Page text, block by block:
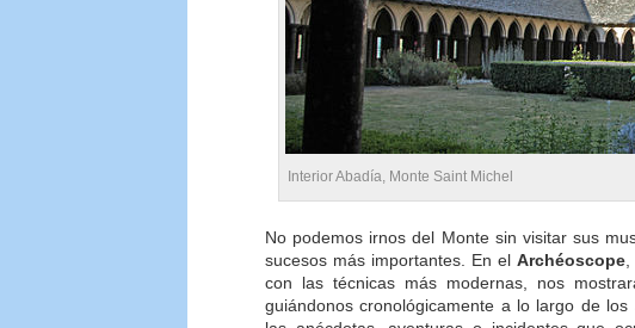
Interior Abadía, Monte Saint Michel
No podemos irnos del Monte sin visitar sus
sucesos más importantes. En el Archéoscope,
con las técnicas más modernas, nos
guiándonos cronológicamente a lo largo de